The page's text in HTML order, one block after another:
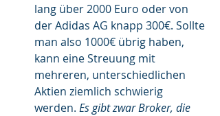
lang über 2000 Euro oder von
der Adidas AG knapp 300€. Sollte
man also 1000€ übrig haben,
kann eine Streuung mit
mehreren, unterschiedlichen
Aktien ziemlich schwierig
werden. Es gibt zwar Broker, die